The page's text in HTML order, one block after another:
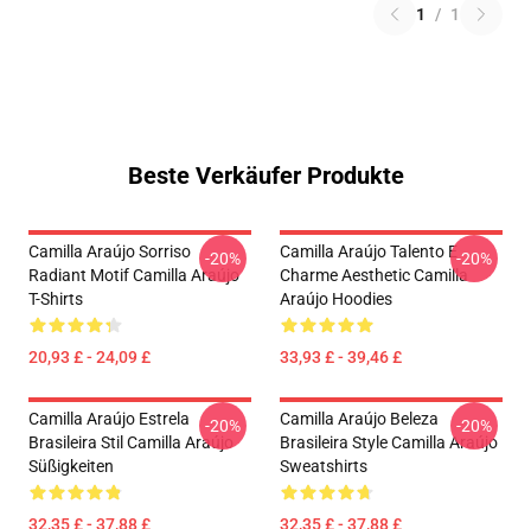
1 / 1
Beste Verkäufer Produkte
Camilla Araújo Sorriso
Radiant Motif Camilla Araújo
T-Shirts
20,93 £ - 24,09 £
-20%
Camilla Araújo Talento E
Charme Aesthetic Camilla
Araújo Hoodies
33,93 £ - 39,46 £
-20%
Camilla Araújo Estrela
Brasileira Stil Camilla Araújo
Süßigkeiten
32,35 £ - 37,88 £
-20%
Camilla Araújo Beleza
Brasileira Style Camilla Araújo
Sweatshirts
32,35 £ - 37,88 £
-20%